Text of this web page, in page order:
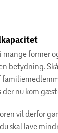
mange former
betydning.
der nu kom
vil derfor
skal lave